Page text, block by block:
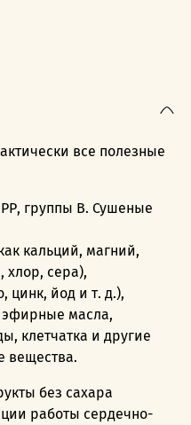
все полезные
группы В. Сушеные
кальций, магний,
сера),
цинк, йод и т. д.),
эфирные масла,
клетчатка и другие
вещества.
без сахара
работы сердечно-